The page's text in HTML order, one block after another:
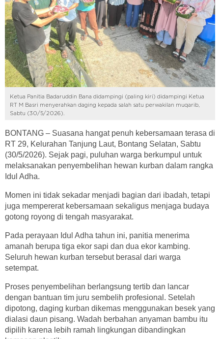
Ketua Panitia Badaruddin Bana didampingi (paling kiri) didampingi Ketua
RT M Basri menyerahkan daging kepada salah satu perwakilan muqarib,
Sabtu (30/5/2026).
BONTANG – Suasana hangat penuh kebersamaan terasa di
RT 29, Kelurahan Tanjung Laut, Bontang Selatan, Sabtu
(30/5/2026). Sejak pagi, puluhan warga berkumpul untuk
melaksanakan penyembelihan hewan kurban dalam rangka
Idul Adha.
Momen ini tidak sekadar menjadi bagian dari ibadah, tetapi
juga mempererat kebersamaan sekaligus menjaga budaya
gotong royong di tengah masyarakat.
Pada perayaan Idul Adha tahun ini, panitia menerima
amanah berupa tiga ekor sapi dan dua ekor kambing.
Seluruh hewan kurban tersebut berasal dari warga
setempat.
Proses penyembelihan berlangsung tertib dan lancar
dengan bantuan tim juru sembelih profesional. Setelah
dipotong, daging kurban dikemas menggunakan besek yang
dialasi daun pisang. Wadah berbahan anyaman bambu itu
dipilih karena lebih ramah lingkungan dibandingkan